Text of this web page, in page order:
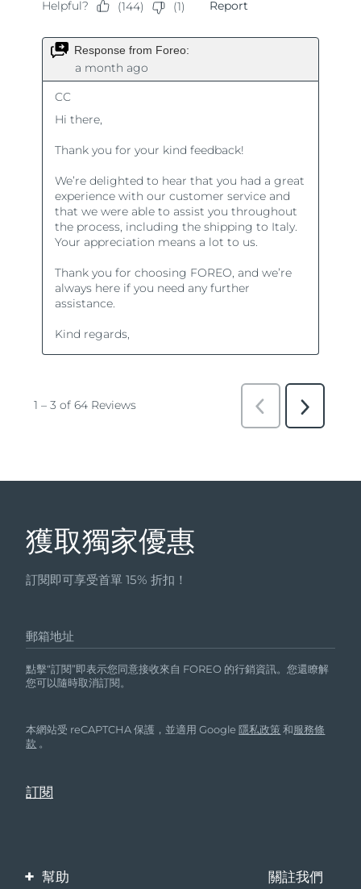
獲取獨家優惠
訂閱即可享受首單 15% 折扣！
郵箱地址
點擊“訂閱”即表示您同意接收來自 FOREO 的行銷資訊。您還瞭解
您可以隨時取消訂閱。
本網站受 reCAPTCHA 保護，並適用 Google隱私政策 和服務條
款 。
幫助 關註我們